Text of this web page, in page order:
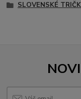
SLOVENSKÉ